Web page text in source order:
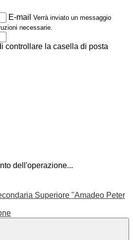
E-mail Verrà inviato un messaggio
necessarie.
controllare la casella di posta
dell'operazione...